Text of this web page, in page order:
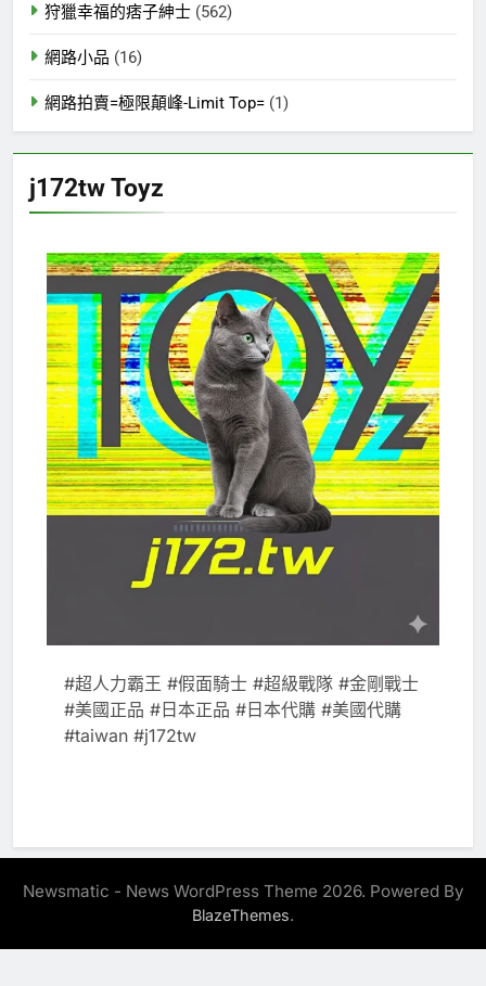
狩獵幸福的痞子紳士 (562)
網路小品 (16)
網路拍賣=極限顛峰-Limit Top= (1)
j172tw Toyz
#超人力霸王 #假面騎士 #超級戰隊 #金剛戰士
#美國正品 #日本正品 #日本代購 #美國代購
#taiwan #j172tw
Newsmatic - News WordPress Theme 2026. Powered By
BlazeThemes.